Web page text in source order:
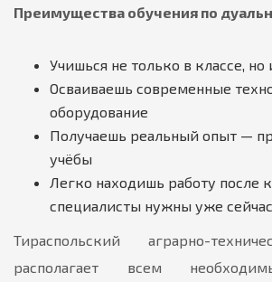
Преимущества обучения по
Учишься не только в классе, но
Осваиваешь современные
оборудование
Получаешь реальный опыт —
учёбы
Легко находишь работу после
специалисты нужны уже
Тираспольский аграрно-
располагает всем